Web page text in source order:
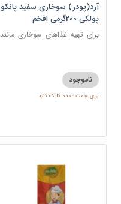
آرد(پودر) سوخاری سفید پانکو
پولکی 200گرمی افخم
برای تهیه غذاهای سوخاری مانند
ناموجود
برای قیمت عمده کلیک کنید